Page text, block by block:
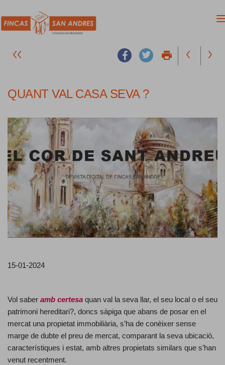
print
QUANT VAL CASA SEVA ?
15-01-2024
Vol saber amb certesa quan val la seva llar, el seu local o el seu
patrimoni hereditari?, doncs sàpiga que abans de posar en el
mercat una propietat immobiliària, s’ha de conèixer sense
marge de dubte el preu de mercat, comparant la seva ubicació,
característiques i estat, amb altres propietats similars que s’han
venut recentment.